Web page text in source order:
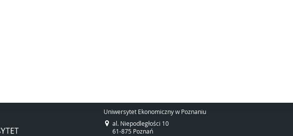
Uniwersytet Ekonomiczny w Poznaniu
al. Niepodległości 10
61-875 Poznań